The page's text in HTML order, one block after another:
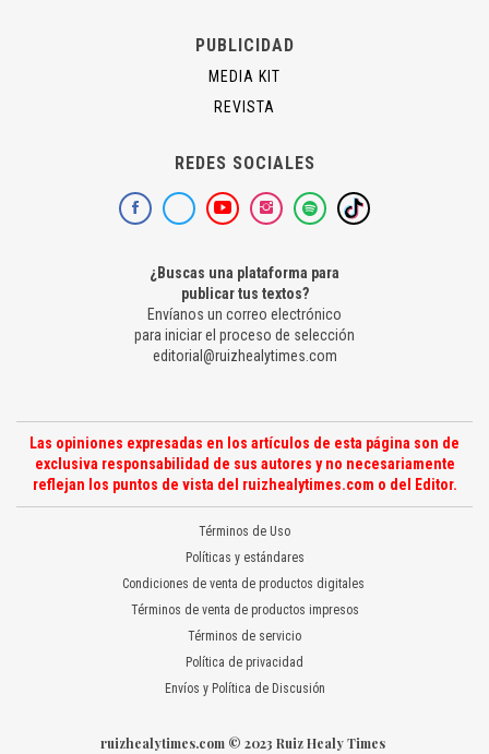
PUBLICIDAD
MEDIA KIT
REVISTA
REDES SOCIALES
¿Buscas una plataforma para
publicar tus textos?
Envíanos un correo electrónico
para iniciar el proceso de selección
editorial@ruizhealytimes.com
Las opiniones expresadas en los artículos de esta página son de
exclusiva responsabilidad de sus autores y no necesariamente
reflejan los puntos de vista del ruizhealytimes.com o del Editor.
Términos de Uso
Políticas y estándares
Condiciones de venta de productos digitales
Términos de venta de productos impresos
Términos de servicio
Política de privacidad
Envíos y Política de Discusión
ruizhealytimes.com © 2023 Ruiz Healy Times